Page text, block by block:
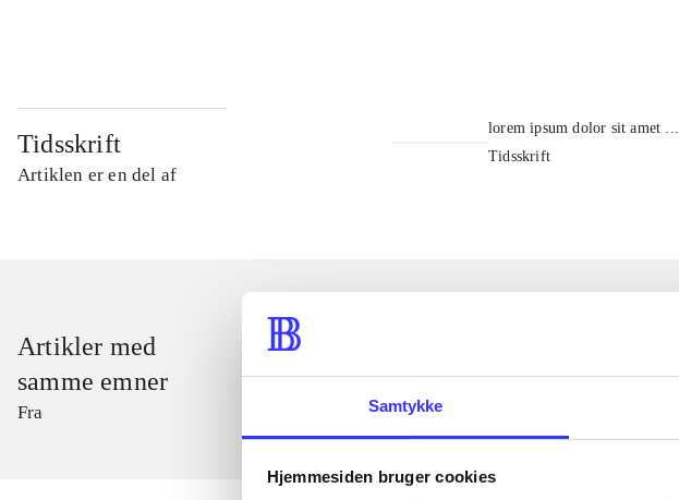
Samtykke
Hjemmesiden bruger cookies
Tidsskrift
Artiklen er en del af
lorem ipsum dolor sit amet ...
Tidsskrift
Artikler med
samme emner
Fra